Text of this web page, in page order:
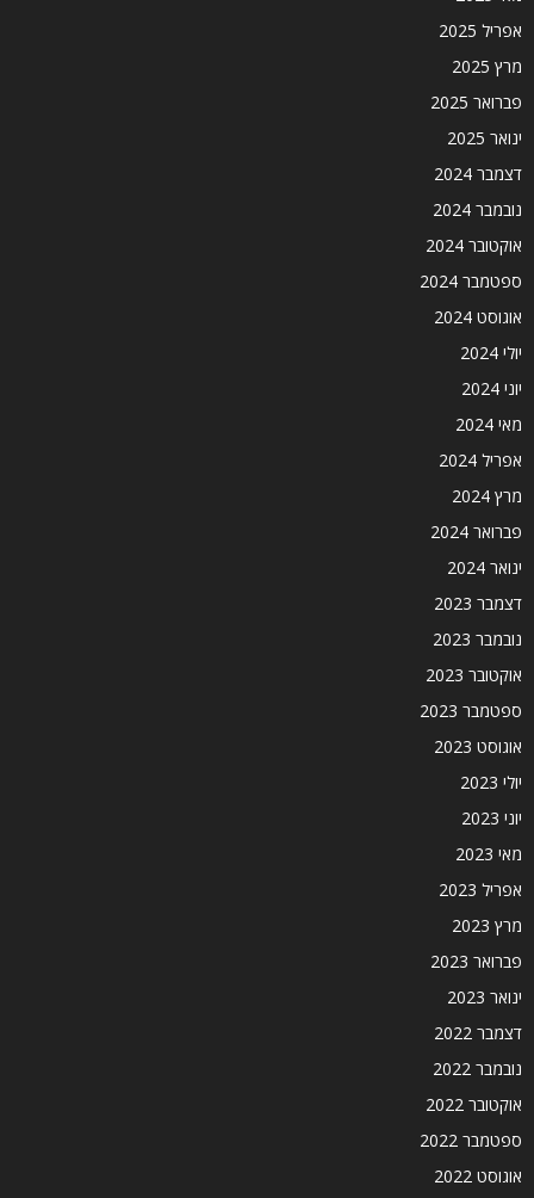
אפריל 2025
מרץ 2025
פברואר 2025
ינואר 2025
דצמבר 2024
נובמבר 2024
אוקטובר 2024
ספטמבר 2024
אוגוסט 2024
יולי 2024
יוני 2024
מאי 2024
אפריל 2024
מרץ 2024
פברואר 2024
ינואר 2024
דצמבר 2023
נובמבר 2023
אוקטובר 2023
ספטמבר 2023
אוגוסט 2023
יולי 2023
יוני 2023
מאי 2023
אפריל 2023
מרץ 2023
פברואר 2023
ינואר 2023
דצמבר 2022
נובמבר 2022
אוקטובר 2022
ספטמבר 2022
אוגוסט 2022